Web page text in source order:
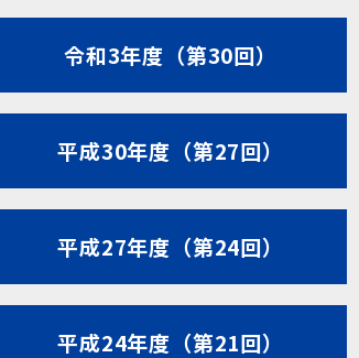
令和3年度（第30回）
平成30年度（第27回）
平成27年度（第24回）
平成24年度（第21回）